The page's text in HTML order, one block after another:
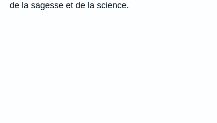
de la sagesse et de la science.